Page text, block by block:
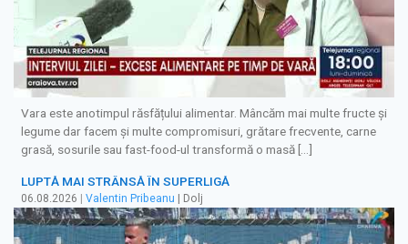
Vara este anotimpul răsfățului alimentar. Mâncăm mai multe fructe și
legume dar facem și multe compromisuri, grătare frecvente, carne
grasă, sosurile sau fast-food-ul transformă o masă […]
LUPTĂ MAI STRÂNSĂ ÎN SUPERLIGĂ
06.08.2026 | Valentin Pribeanu | Dolj